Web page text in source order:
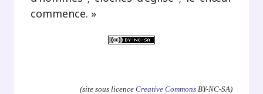
commence. »
(site sous licence Creative CommonsBY-NC-SA)